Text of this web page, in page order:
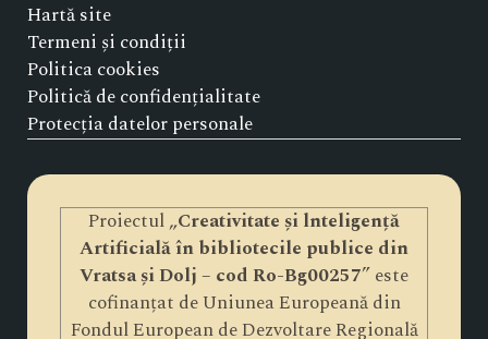
Hartă site
Termeni și condiții
Politica cookies
Politică de confidențialitate
Protecția datelor personale
Proiectul „Creativitate și lnteligență
Artificială în bibliotecile publice din
Vratsa și Dolj – cod Ro-Bg00257” este
cofinanțat de Uniunea Europeană din
Fondul European de Dezvoltare Regională